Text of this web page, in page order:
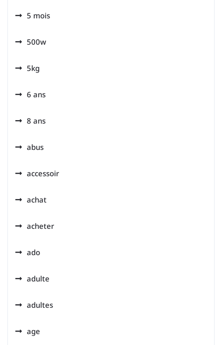
5 mois
500w
5kg
6 ans
8 ans
abus
accessoir
achat
acheter
ado
adulte
adultes
age